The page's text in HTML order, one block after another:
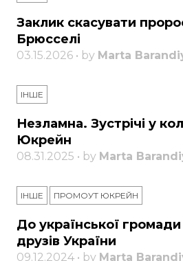
Заклик скасувати
Брюсселі
03.15.2026 • by Marta
ІНШЕ
Незламна. Зустрічі у
Юкрейн
08.31.2025 • by Marta
ІНШЕ ПРОМОУТ ЮКРЕЙН
До української громади
друзів України
09.12.2024 • by Marta